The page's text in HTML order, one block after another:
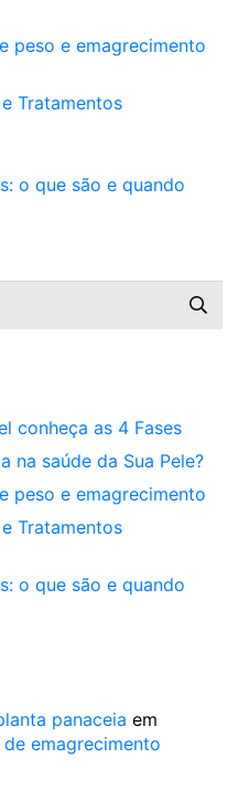
peso e emagrecimento
Tratamentos
o que são e quando
conheça as 4 Fases
na saúde da Sua Pele?
peso e emagrecimento
Tratamentos
o que são e quando
panaceia em
emagrecimento